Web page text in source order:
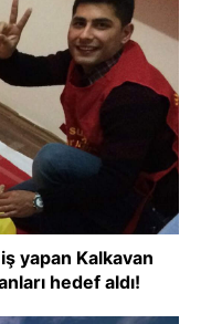
yapan Kalkavan
hedef aldı!